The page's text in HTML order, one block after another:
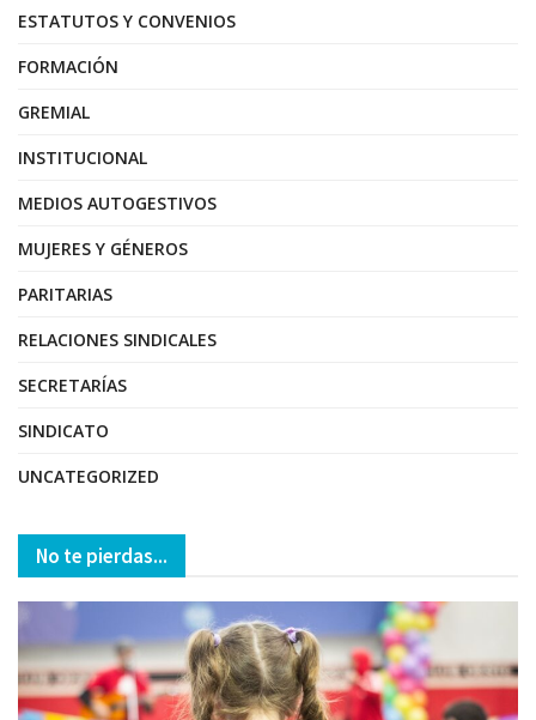
ESTATUTOS Y CONVENIOS
FORMACIÓN
GREMIAL
INSTITUCIONAL
MEDIOS AUTOGESTIVOS
MUJERES Y GÉNEROS
PARITARIAS
RELACIONES SINDICALES
SECRETARÍAS
SINDICATO
UNCATEGORIZED
No te pierdas...